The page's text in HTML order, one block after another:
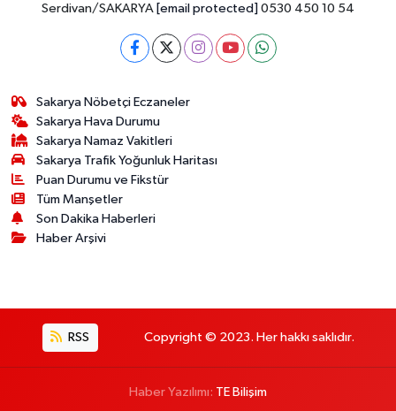
Serdivan/SAKARYA [email protected] 0530 450 10 54
Sakarya Nöbetçi Eczaneler
Sakarya Hava Durumu
Sakarya Namaz Vakitleri
Sakarya Trafik Yoğunluk Haritası
Puan Durumu ve Fikstür
Tüm Manşetler
Son Dakika Haberleri
Haber Arşivi
RSS Copyright © 2023. Her hakkı saklıdır.
Haber Yazılımı: TE Bilişim